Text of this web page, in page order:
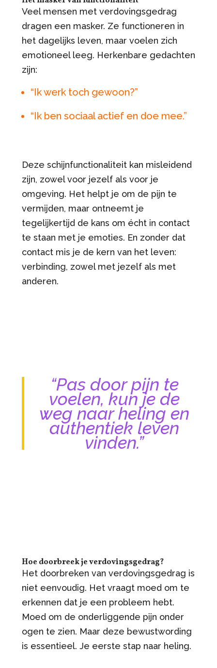
Veel mensen met verdovingsgedrag
dragen een masker. Ze functioneren in
het dagelijks leven, maar voelen zich
emotioneel leeg. Herkenbare gedachten
zijn:
“Ik werk toch gewoon?”
“Ik ben sociaal actief en doe mee.”
Deze schijnfunctionaliteit kan misleidend
zijn, zowel voor jezelf als voor je
omgeving. Het helpt je om de pijn te
vermijden, maar ontneemt je
tegelijkertijd de kans om écht in contact
te staan met je emoties. En zonder dat
contact mis je de kern van het leven:
verbinding, zowel met jezelf als met
anderen.
“Pas door pijn te
voelen, kun je de
weg naar heling en
authentiek leven
vinden.”
Hoe doorbreek je verdovingsgedrag?
Het doorbreken van verdovingsgedrag is
niet eenvoudig. Het vraagt moed om te
erkennen dat je een probleem hebt.
Moed om de onderliggende pijn onder
ogen te zien. Maar deze bewustwording
is essentieel. Je eerste stap naar heling.